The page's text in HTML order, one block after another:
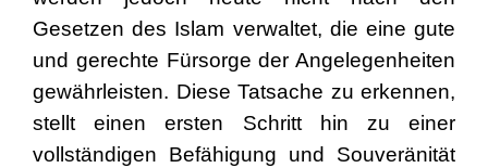
Gesetzen des Islam verwaltet, die eine gute
und gerechte Fürsorge der Angelegenheiten
gewährleisten. Diese Tatsache zu erkennen,
stellt einen ersten Schritt hin zu einer
vollständigen Befähigung und Souveränität